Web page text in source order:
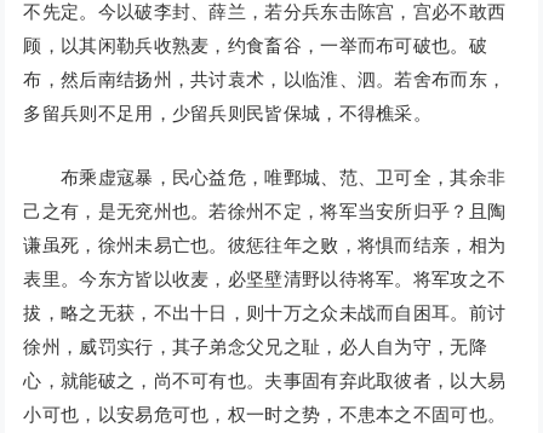
不先定。今以破李封、薛兰，若分兵东击陈宫，宫必不敢西
顾，以其闲勒兵收熟麦，约食畜谷，一举而布可破也。破
布，然后南结扬州，共讨袁术，以临淮、泗。若舍布而东，
多留兵则不足用，少留兵则民皆保城，不得樵采。
布乘虚寇暴，民心益危，唯鄄城、范、卫可全，其余非
己之有，是无兖州也。若徐州不定，将军当安所归乎？且陶
谦虽死，徐州未易亡也。彼惩往年之败，将惧而结亲，相为
表里。今东方皆以收麦，必坚壁清野以待将军。将军攻之不
拔，略之无获，不出十日，则十万之众未战而自困耳。前讨
徐州，威罚实行，其子弟念父兄之耻，必人自为守，无降
心，就能破之，尚不可有也。夫事固有弃此取彼者，以大易
小可也，以安易危可也，权一时之势，不患本之不固可也。